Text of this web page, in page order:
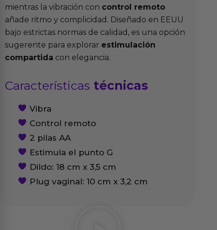
mientras la vibración con control remoto
añade ritmo y complicidad. Diseñado en EEUU
bajo estrictas normas de calidad, es una opción
sugerente para explorar estimulación
compartida con elegancia.
Características técnicas
Vibra
Control remoto
2 pilas AA
Estimula el punto G
Dildo: 18 cm x 3,5 cm
Plug vaginal: 10 cm x 3,2 cm